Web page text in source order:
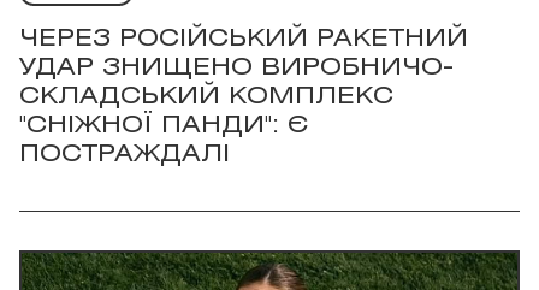
ЧЕРЕЗ РОСІЙСЬКИЙ РАКЕТНИЙ
УДАР ЗНИЩЕНО ВИРОБНИЧО-
СКЛАДСЬКИЙ КОМПЛЕКС
"СНІЖНОЇ ПАНДИ": Є
ПОСТРАЖДАЛІ